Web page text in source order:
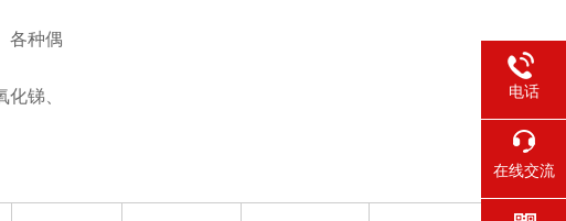
各种偶
锑、
电话
在线交流